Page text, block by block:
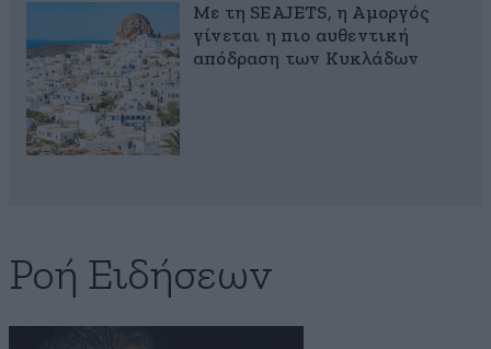
Με τη SEAJETS, η Αμοργός
γίνεται η πιο αυθεντική
απόδραση των Κυκλάδων
Ροή Ειδήσεων